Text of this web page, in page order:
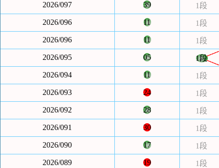
2026/097
39
1段
2026/096
11
1段
2026/096
11
1段
2026/095
05
1段
2026/094
11
1段
2026/093
24
1段
2026/092
28
1段
2026/091
30
1段
2026/090
17
1段
2026/089
19
1段